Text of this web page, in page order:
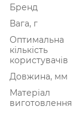
Бренд
Вага, г
Оптимальна
кількість
користувачів
Довжина, мм
Матеріал
виготовлення